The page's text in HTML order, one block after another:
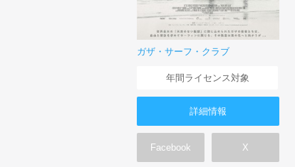
ガザ・サーフ・クラブ
年間ライセンス対象
詳細情報
Facebook X